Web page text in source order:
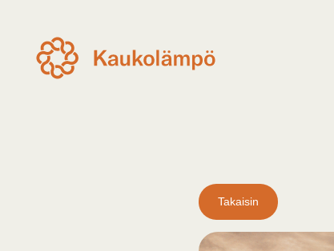
Takaisin